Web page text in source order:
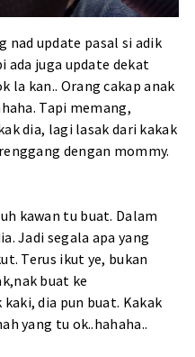
nad update pasal si adik
ada juga update dekat
la kan.. Orang cakap anak
Tapi memang,
dia, lagi lasak dari kakak
dengan mommy.
kawan tu buat. Dalam
Jadi segala apa yang
Terus ikut ye, bukan
buat ke
dia pun buat. Kakak
yang tu ok..hahaha..